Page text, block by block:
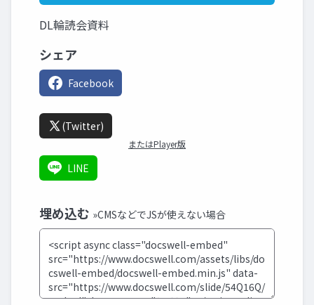
DL輪読会資料
シェア
Facebook
(Twitter)
またはPlayer版
LINE
埋め込む »CMSなどでJSが使えない場合